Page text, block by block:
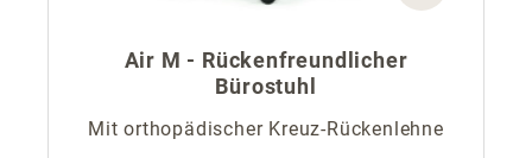
Air M - Rückenfreundlicher
Bürostuhl
Mit orthopädischer Kreuz-Rückenlehne